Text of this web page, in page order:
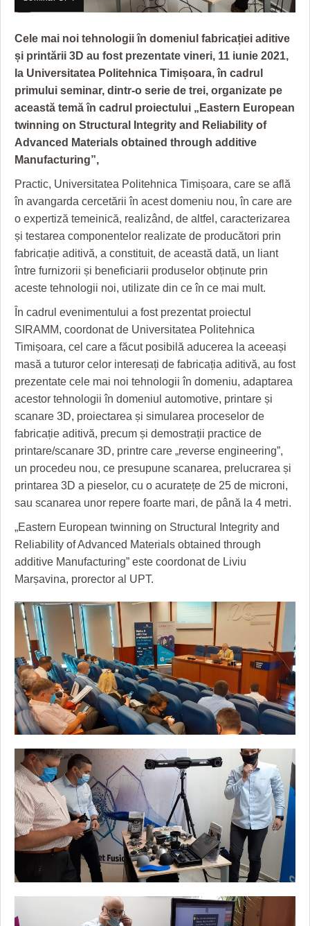
GRĂDINA TAICII DOMNULUI
CU OIŞTEA-N KIERKEGAARD
FINANŢĂRI DE LA A LA Z
CRONICĂ DE FILM
FILME DOCUMENTARE
CLIPURI VIDEO
ACCIDENTE
INFO SI UTILE
CULTURA
JUSTITIE
CLIPURI VIDEO
DIVERSE
FARMACII DIN TIMIŞOARA
HARTA TIMIŞOAREI
LICEE, ŞCOLI ŞI GRĂDINIŢE DIN TIMIŞ
SFATUL MEDICULUI
SFATURI JURIDICE
Cele mai noi tehnologii în domeniul fabricației aditive
și printării 3D au fost prezentate vineri, 11 iunie 2021,
la Universitatea Politehnica Timișoara, în cadrul
primului seminar, dintr-o serie de trei, organizate pe
această temă în cadrul proiectului „Eastern European
twinning on Structural Integrity and Reliability of
Advanced Materials obtained through additive
Manufacturing”,
Practic, Universitatea Politehnica Timișoara, care se află
în avangarda cercetării în acest domeniu nou, în care are
o expertiză temeinică, realizând, de altfel, caracterizarea
și testarea componentelor realizate de producători prin
fabricație aditivă, a constituit, de această dată, un liant
între furnizorii și beneficiarii produselor obținute prin
aceste tehnologii noi, utilizate din ce în ce mai mult.
În cadrul evenimentului a fost prezentat proiectul
SIRAMM, coordonat de Universitatea Politehnica
Timișoara, cel care a făcut posibilă aducerea la aceeași
masă a tuturor celor interesați de fabricația aditivă, au fost
prezentate cele mai noi tehnologii în domeniu, adaptarea
acestor tehnologii în domeniul automotive, printare și
scanare 3D, proiectarea și simularea proceselor de
fabricație aditivă, precum și demostrații practice de
printare/scanare 3D, printre care „reverse engineering”,
un procedeu nou, ce presupune scanarea, prelucrarea și
printarea 3D a pieselor, cu o acuratețe de 25 de microni,
sau scanarea unor repere foarte mari, de până la 4 metri.
„Eastern European twinning on Structural Integrity and
Reliability of Advanced Materials obtained through
additive Manufacturing” este coordonat de Liviu
Marșavina, prorector al UPT.